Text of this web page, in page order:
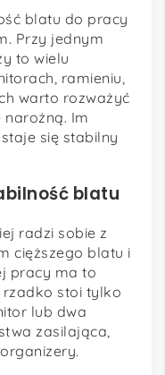
blatu do pracy
Przy jednym
to wielu
ramieniu,
warto rozważyć
Im
się stabilny
blatu
radzi sobie z
cięższego blatu i
pracy ma to
rzadko stoi tylko
lub dwa
zasilająca,